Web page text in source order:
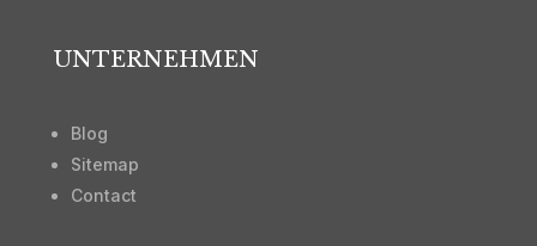
UNTERNEHMEN
Blog
Sitemap
Contact